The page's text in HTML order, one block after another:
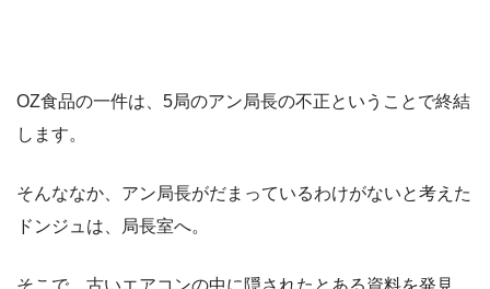
OZ食品の一件は、5局のアン局長の不正ということで終結
します。
そんななか、アン局長がだまっているわけがないと考えた
ドンジュは、局長室へ。